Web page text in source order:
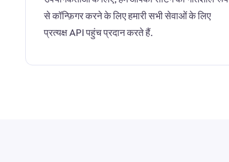
से कॉन्फ़िगर करने के लिए हमारी सभी सेवाओं के लिए
प्रत्यक्ष API पहुंच प्रदान करते हैं.